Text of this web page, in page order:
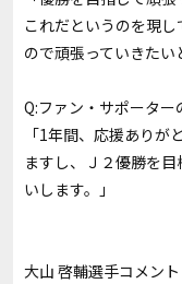
これだというのを現
ので頑張っていきたい
Q:ファン・サポータ
「1年間、応援あり
ますし、Ｊ２優勝を
いします。」
大山 啓輔選手コメント